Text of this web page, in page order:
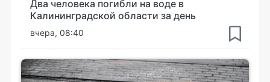
Два человека погибли на воде в
Калининградской области за день
вчера, 08:40